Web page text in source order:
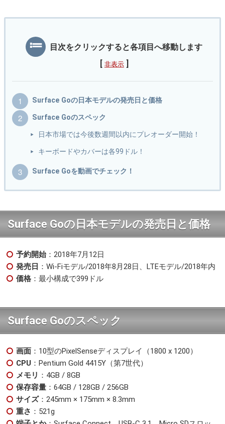
目次をクリックすると各項目へ移動します
[ 非表示 ]
Surface Goの日本モデルの発売日と価格
Surface Goのスペック
日本市場では今後数週間以内にプレオーダー開始！
キーボードやカバーは各99ドル！
Surface Goを動画でチェック！
Surface Goの日本モデルの発売日と価格
予約開始 ：2018年7月12日
発売日 ：Wi-Fiモデル/2018年8月28日、LTEモデル/2018年内
価格 ：最小構成で399ドル
Surface Goのスペック
画面 ：10型のPixelSenseディスプレイ（1800 x 1200）
CPU ：Pentium Gold 4415Y（第7世代）
メモリ ：4GB / 8GB
保存容量 ：64GB / 128GB / 256GB
サイズ：245mm × 175mm × 8.3mm
重さ ：521g